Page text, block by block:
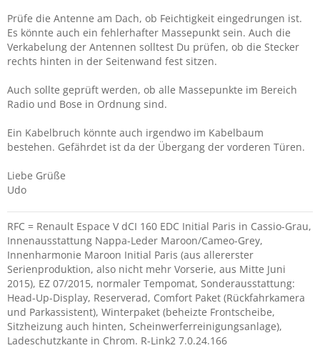
Prüfe die Antenne am Dach, ob Feichtigkeit eingedrungen ist.
Es könnte auch ein fehlerhafter Massepunkt sein. Auch die
Verkabelung der Antennen solltest Du prüfen, ob die Stecker
rechts hinten in der Seitenwand fest sitzen.
Auch sollte geprüft werden, ob alle Massepunkte im Bereich
Radio und Bose in Ordnung sind.
Ein Kabelbruch könnte auch irgendwo im Kabelbaum
bestehen. Gefährdet ist da der Übergang der vorderen Türen.
Liebe Grüße
Udo
RFC = Renault Espace V dCI 160 EDC Initial Paris in Cassio-Grau,
Innenausstattung Nappa-Leder Maroon/Cameo-Grey,
Innenharmonie Maroon Initial Paris (aus allererster
Serienproduktion, also nicht mehr Vorserie, aus Mitte Juni
2015), EZ 07/2015, normaler Tempomat, Sonderausstattung:
Head-Up-Display, Reserverad, Comfort Paket (Rückfahrkamera
und Parkassistent), Winterpaket (beheizte Frontscheibe,
Sitzheizung auch hinten, Scheinwerferreinigungsanlage),
Ladeschutzkante in Chrom. R-Link2 7.0.24.166